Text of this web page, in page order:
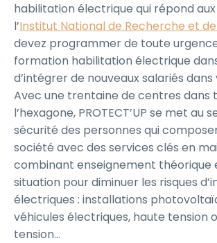
habilitation électrique qui répond
l’Institut National de Recherche et
devez programmer de toute
formation habilitation électrique
d’intégrer de nouveaux salariés dans
Avec une trentaine de centres dans
l’hexagone, PROTECT’UP se met au
sécurité des personnes qui
société avec des services clés en
combinant enseignement théorique
situation pour diminuer les risques
électriques : installations
véhicules électriques, haute tension
tension…